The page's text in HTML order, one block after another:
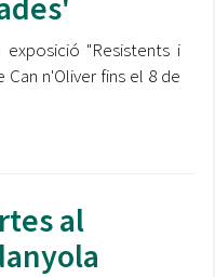
exposició "Resistents i
n'Oliver fins el 8 de
al